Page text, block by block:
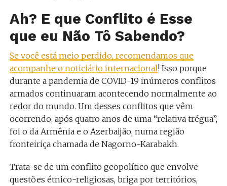
Ah? E que Conflito é Esse
que eu Não Tô Sabendo?
Se você está meio perdido, recomendamos que
acompanhe o noticiário internacional! Isso porque
durante a pandemia de COVID-19 inúmeros conflitos
armados continuaram acontecendo normalmente ao
redor do mundo. Um desses conflitos que vêm
ocorrendo, após quatro anos de uma “relativa trégua”,
foi o da Armênia e o Azerbaijão, numa região
fronteiriça chamada de Nagorno-Karabakh.
Trata-se de um conflito geopolítico que envolve
questões étnico-religiosas, briga por territórios,